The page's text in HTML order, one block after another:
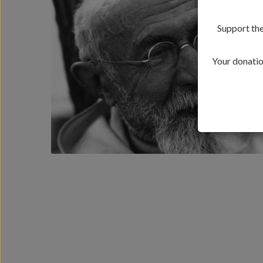
Support
Your